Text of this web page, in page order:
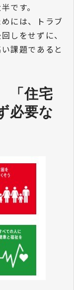
です。
には、トラブ
しをせずに、
課題であると
「住宅
必要な